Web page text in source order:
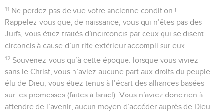
11 Ne perdez pas de vue votre ancienne condition !
Rappelez-vous que, de naissance, vous qui n’êtes pas des
Juifs, vous étiez traités d’incirconcis par ceux qui se disent
circoncis à cause d’un rite extérieur accompli sur eux.
12 Souvenez-vous qu’à cette époque, lorsque vous viviez
sans le Christ, vous n’aviez aucune part aux droits du peuple
élu de Dieu, vous étiez tenus à l’écart des alliances basées
sur les promesses (faites à Israël). Vous n’aviez donc rien à
attendre de l’avenir, aucun moyen d’accéder auprès de Dieu.